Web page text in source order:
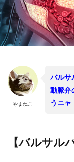
やまねこ
バルサ
動脈弁
うニャ
【バルサル